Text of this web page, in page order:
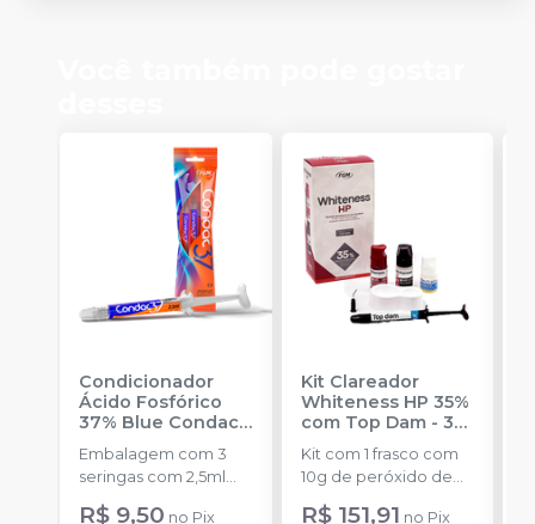
Condicionador
Ácido Fosfórico
37% Blue Condac-
FGM
Embalagem com 3
seringas com 2,5ml
cada uma e 3
R$ 9,50 no Pix
Kit Clareador
Whiteness HP 35%
com Top Dam - 3
Pacientes
Kit com 1 frasco com
10g de peróxido de
hidrogênio
R$ 151,91 no Pix